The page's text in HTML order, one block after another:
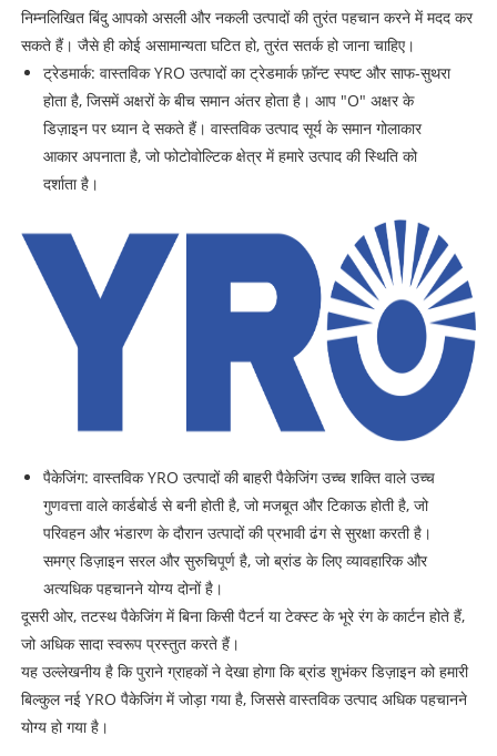
निम्नलिखित बिंदु आपको असली और नकली उत्पादों की तुरंत पहचान करने में मदद कर
सकते हैं। जैसे ही कोई असामान्यता घटित हो, तुरंत सतर्क हो जाना चाहिए।
ट्रेडमार्क: वास्तविक YRO उत्पादों का ट्रेडमार्क फ़ॉन्ट स्पष्ट और साफ-सुथरा
होता है, जिसमें अक्षरों के बीच समान अंतर होता है। आप "O" अक्षर के
डिज़ाइन पर ध्यान दे सकते हैं। वास्तविक उत्पाद सूर्य के समान गोलाकार
आकार अपनाता है, जो फोटोवोल्टिक क्षेत्र में हमारे उत्पाद की स्थिति को
दर्शाता है।
पैकेजिंग: वास्तविक YRO उत्पादों की बाहरी पैकेजिंग उच्च शक्ति वाले उच्च
गुणवत्ता वाले कार्डबोर्ड से बनी होती है, जो मजबूत और टिकाऊ होती है, जो
परिवहन और भंडारण के दौरान उत्पादों की प्रभावी ढंग से सुरक्षा करती है।
समग्र डिज़ाइन सरल और सुरुचिपूर्ण है, जो ब्रांड के लिए व्यावहारिक और
अत्यधिक पहचानने योग्य दोनों है।
दूसरी ओर, तटस्थ पैकेजिंग में बिना किसी पैटर्न या टेक्स्ट के भूरे रंग के कार्टन होते हैं,
जो अधिक सादा स्वरूप प्रस्तुत करते हैं।
यह उल्लेखनीय है कि पुराने ग्राहकों ने देखा होगा कि ब्रांड शुभंकर डिज़ाइन को हमारी
बिल्कुल नई YRO पैकेजिंग में जोड़ा गया है, जिससे वास्तविक उत्पाद अधिक पहचानने
योग्य हो गया है।